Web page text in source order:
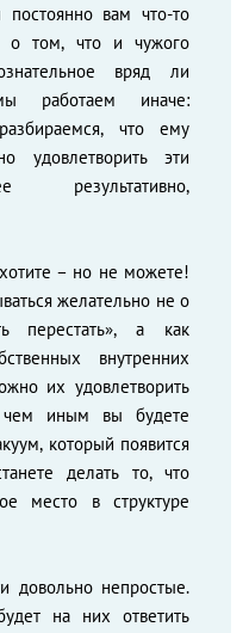
вам что-то
о том, что и чужого
вряд ли
работаем иначе:
что ему
удовлетворить эти
результативно,
– но не можете!
желательно не о
перестать», а как
внутренних
их удовлетворить
иным вы будете
который появится
делать то, что
место в структуре
довольно непростые.
на них ответить